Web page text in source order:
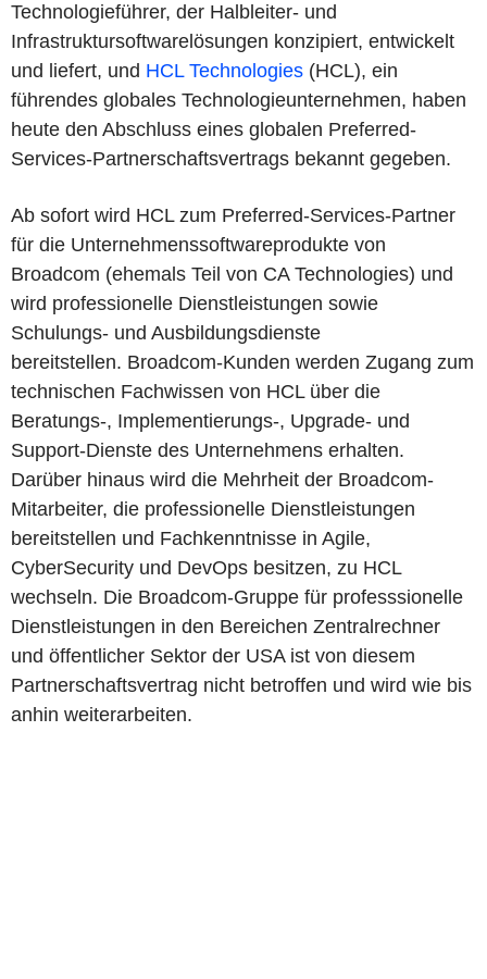
Technologieführer, der Halbleiter- und
Infrastruktursoftwarelösungen konzipiert, entwickelt
und liefert, und HCL Technologies (HCL), ein
führendes globales Technologieunternehmen, haben
heute den Abschluss eines globalen Preferred-
Services-Partnerschaftsvertrags bekannt gegeben.
Ab sofort wird HCL zum Preferred-Services-Partner
für die Unternehmenssoftwareprodukte von
Broadcom (ehemals Teil von CA Technologies) und
wird professionelle Dienstleistungen sowie
Schulungs- und Ausbildungsdienste
bereitstellen. Broadcom-Kunden werden Zugang zum
technischen Fachwissen von HCL über die
Beratungs-, Implementierungs-, Upgrade- und
Support-Dienste des Unternehmens erhalten.
Darüber hinaus wird die Mehrheit der Broadcom-
Mitarbeiter, die professionelle Dienstleistungen
bereitstellen und Fachkenntnisse in Agile,
CyberSecurity und DevOps besitzen, zu HCL
wechseln. Die Broadcom-Gruppe für professsionelle
Dienstleistungen in den Bereichen Zentralrechner
und öffentlicher Sektor der USA ist von diesem
Partnerschaftsvertrag nicht betroffen und wird wie bis
anhin weiterarbeiten.